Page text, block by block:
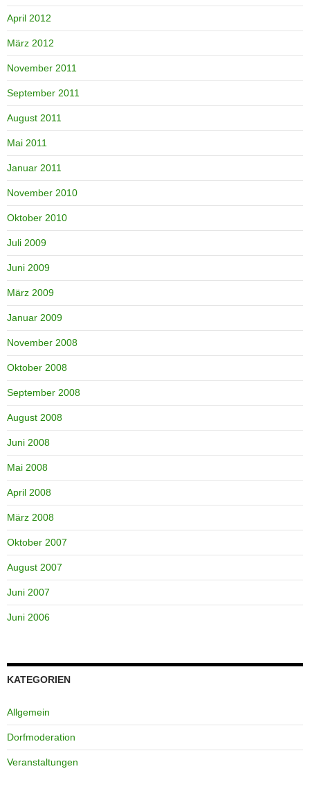
April 2012
März 2012
November 2011
September 2011
August 2011
Mai 2011
Januar 2011
November 2010
Oktober 2010
Juli 2009
Juni 2009
März 2009
Januar 2009
November 2008
Oktober 2008
September 2008
August 2008
Juni 2008
Mai 2008
April 2008
März 2008
Oktober 2007
August 2007
Juni 2007
Juni 2006
KATEGORIEN
Allgemein
Dorfmoderation
Veranstaltungen